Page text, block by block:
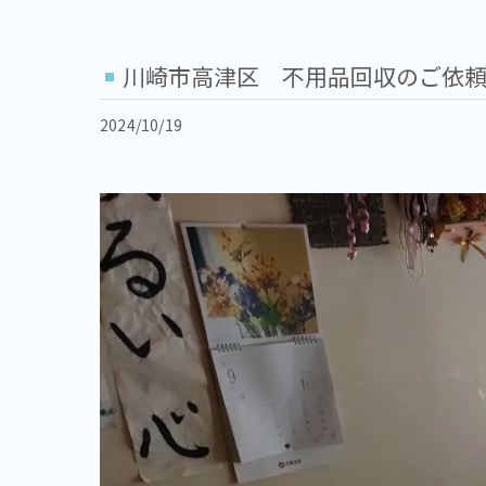
川崎市高津区 不用品回収のご依頼
2024/10/19